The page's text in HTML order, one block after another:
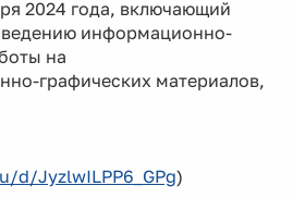
2024 года, включающий
информационно-
на
графических материалов,
d/JyzlwILPP6_GPg)